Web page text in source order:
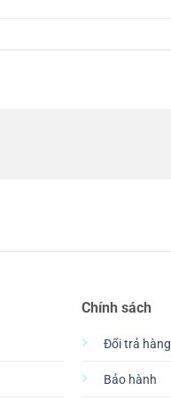
Chính sách
Đổi trả hàng
Bảo hành